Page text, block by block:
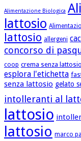
Alimentazione Biologica
lattosio
lattosio allergeni
concorso di
coop crema senza lattosio
esplora l'etichetta
senza lattosio gelato
intolleranti al
lattosio
lattosio marco